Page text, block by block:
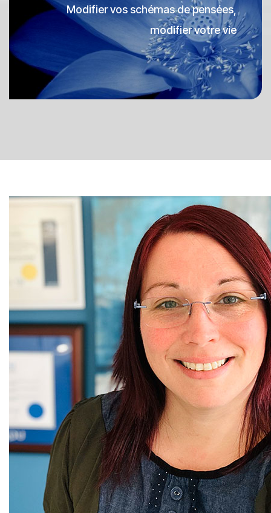
Modifier vos schémas de pensées,
modifier votre vie